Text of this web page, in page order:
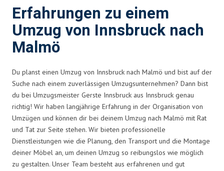
Erfahrungen zu einem
Umzug von Innsbruck nach
Malmö
Du planst einen Umzug von Innsbruck nach Malmö und bist auf der
Suche nach einem zuverlässigen Umzugsunternehmen? Dann bist
du bei Umzugsmeister Gerste Innsbruck aus Innsbruck genau
richtig! Wir haben langjährige Erfahrung in der Organisation von
Umzügen und können dir bei deinem Umzug nach Malmö mit Rat
und Tat zur Seite stehen. Wir bieten professionelle
Dienstleistungen wie die Planung, den Transport und die Montage
deiner Möbel an, um deinen Umzug so reibungslos wie möglich
zu gestalten. Unser Team besteht aus erfahrenen und gut